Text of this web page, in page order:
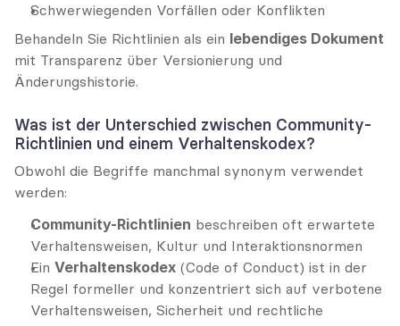
Schwerwiegenden Vorfällen oder Konflikten
Behandeln Sie Richtlinien als ein lebendiges Dokument
mit Transparenz über Versionierung und
Änderungshistorie.
Was ist der Unterschied zwischen Community-
Richtlinien und einem Verhaltenskodex?
Obwohl die Begriffe manchmal synonym verwendet
werden:
Community-Richtlinien beschreiben oft erwartete
Verhaltensweisen, Kultur und Interaktionsnormen
Ein Verhaltenskodex (Code of Conduct) ist in der
Regel formeller und konzentriert sich auf verbotene
Verhaltensweisen, Sicherheit und rechtliche